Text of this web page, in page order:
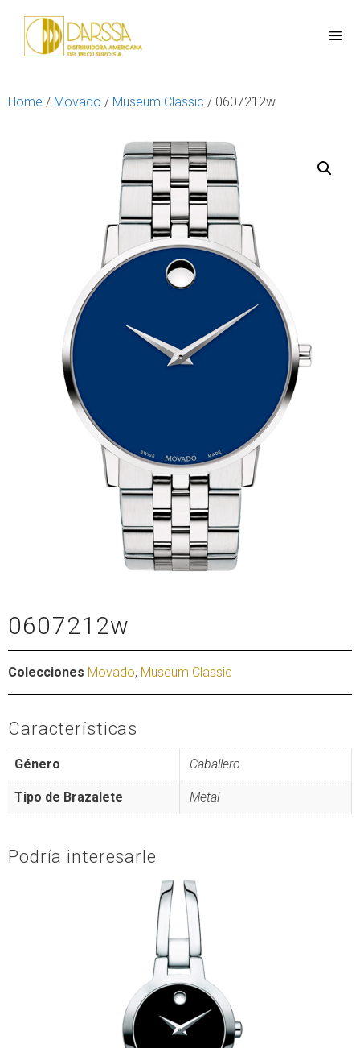
Home / Movado / Museum Classic / 0607212w
0607212w
Colecciones Movado, Museum Classic
Características
Género Caballero
Tipo de Brazalete Metal
Podría interesarle